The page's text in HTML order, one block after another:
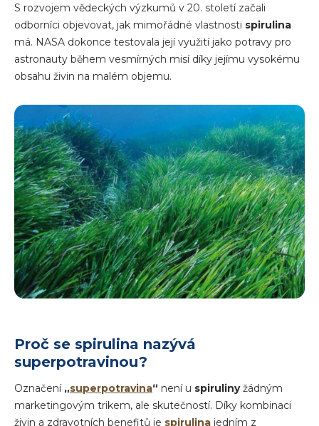
S rozvojem vědeckých výzkumů v 20. století začali
odborníci objevovat, jak mimořádné vlastnosti spirulina
má. NASA dokonce testovala její využití jako potravy pro
astronauty během vesmírných misí díky jejímu vysokému
obsahu živin na malém objemu.
Proč se spirulina nazývá
superpotravinou?
Označení „superpotravina“ není u spirulinyžádným
marketingovým trikem, ale skutečností. Díky kombinaci
živin a zdravotních benefitů je spirulina jedním z